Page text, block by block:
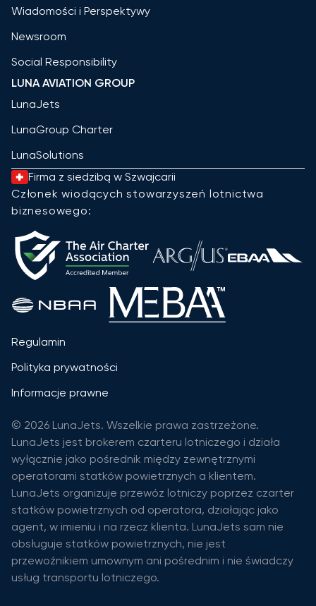
Wiadomości i Perspektywy
Newsroom
Social Responsibility
LUNA AVIATION GROUP
LunaJets
LunaGroup Charter
LunaSolutions
Firma z siedzibą w Szwajcarii
Członek wiodących stowarzyszeń lotnictwa
biznesowego:
Regulamin
Polityka prywatności
Informacje prawne
© 2026 LunaJets. Wszelkie prawa zastrzeżone.
LunaJets jest brokerem czarteru lotniczego i działa
wyłącznie jako pośrednik między zewnętrznymi
operatorami statków powietrznych a klientem.
LunaJets organizuje przewóz lotniczy poprzez czarter
statków powietrznych od operatora, działając jako
agent, w imieniu i na rzecz klienta. LunaJets sam nie
obsługuje statków powietrznych, nie jest
przewoźnikiem umownym ani pośrednim i nie świadczy
usług transportu lotniczego.